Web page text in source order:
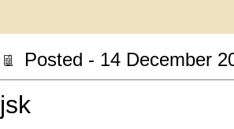
Posted - 14 December
jsk